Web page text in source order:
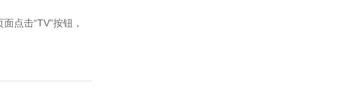
点击“TV”按钮，